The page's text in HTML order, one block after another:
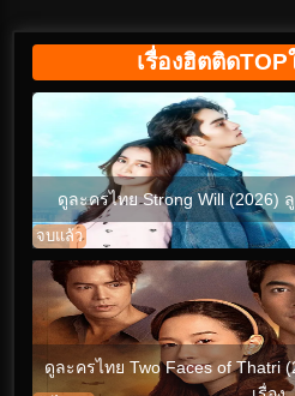
เรื่องฮิตติด
ดูละครไทย Strong Will (2026)
จบแล้ว
ดูละครไทย Two Faces of Thatri